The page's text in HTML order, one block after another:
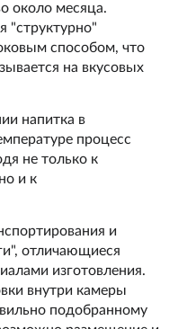
около месяца.
"структурно"
способом, что
на вкусовых
напитка в
процесс
не только к
и к
и
отличающиеся
изготовления.
внутри камеры
подобранному